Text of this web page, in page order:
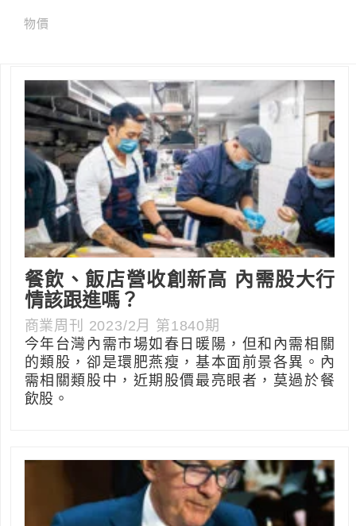
物價
餐飲、飯店營收創新高 內需股大行
情該跟進嗎？
商業周刊 2023/2月 第1840期
今年台灣內需市場如春日暖陽，但和內需相關
的類股，卻是環肥燕瘦，基本面前景各異。內
需相關類股中，近期股價最亮眼者，莫過於餐
飲股。